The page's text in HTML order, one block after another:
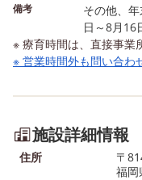
備考
その他、
日～8月16
※ 療育時間は、直接事業
※ 営業時間外も問い合わ
施設詳細情報
住所
〒
福岡